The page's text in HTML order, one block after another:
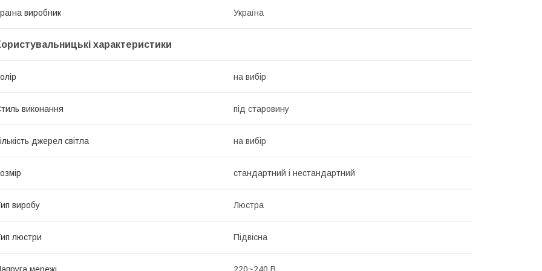
виробник Україна
характеристики
на вибір
виконання під старовину
джерел світла на вибір
стандартний і нестандартний
виробу Люстра
люстри Підвісна
мережі 220~240 В